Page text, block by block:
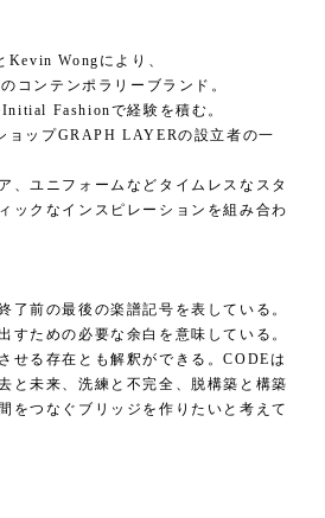
Wongにより、
コンテンポラリーブランド。
Fashionで経験を積む。
ョップGRAPH LAYERの設立者の一
、ユニフォームなどタイムレスなスタ
ックなインスピレーションを組み合わ
了前の最後の楽譜記号を表している。
すための必要な余白を意味している。
せる存在とも解釈ができる。CODEは
と未来、洗練と不完全、脱構築と構築
をつなぐブリッジを作りたいと考えて